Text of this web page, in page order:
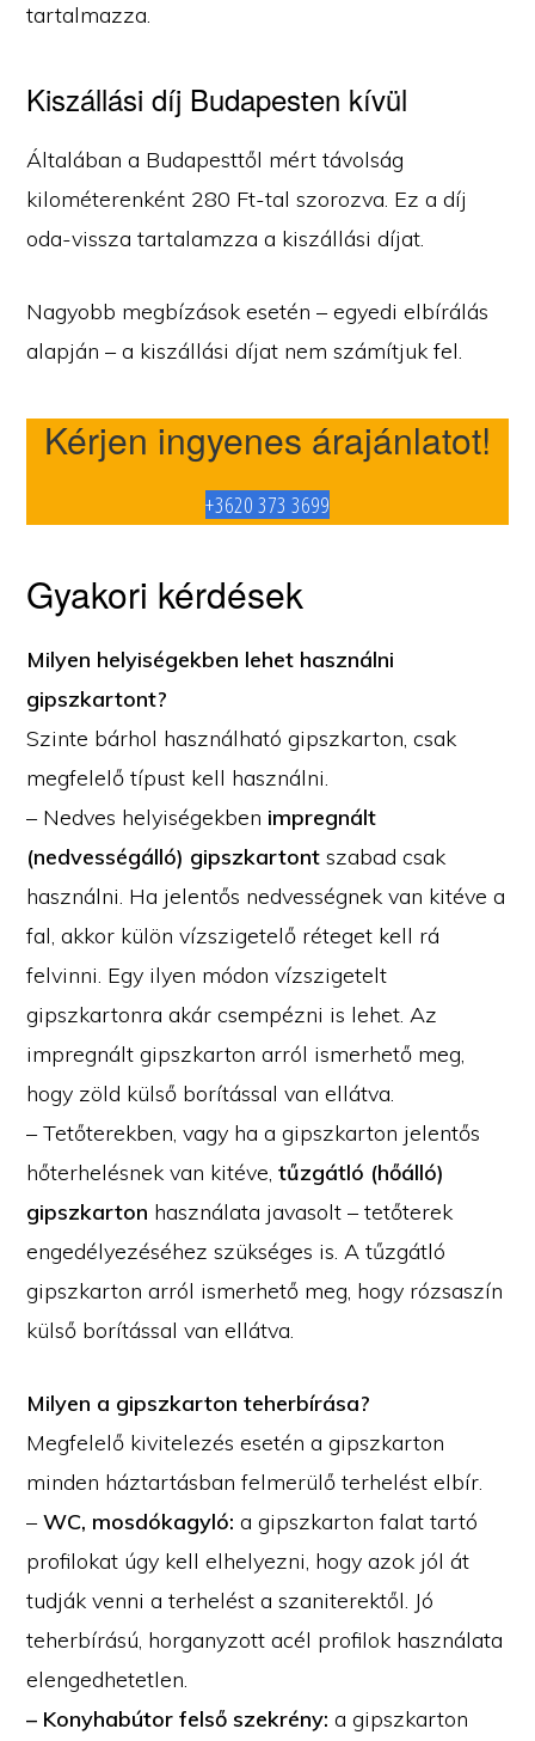
tartalmazza.
Kiszállási díj Budapesten kívül
Általában a Budapesttől mért távolság
kilométerenként 280 Ft-tal szorozva. Ez a díj
oda-vissza tartalamzza a kiszállási díjat.
Nagyobb megbízások esetén – egyedi elbírálás
alapján – a kiszállási díjat nem számítjuk fel.
Kérjen ingyenes árajánlatot!
+3620 373 3699
Gyakori kérdések
Milyen helyiségekben lehet használni
gipszkartont?
Szinte bárhol használható gipszkarton, csak
megfelelő típust kell használni.
– Nedves helyiségekben impregnált
(nedvességálló) gipszkartont szabad csak
használni. Ha jelentős nedvességnek van kitéve a
fal, akkor külön vízszigetelő réteget kell rá
felvinni. Egy ilyen módon vízszigetelt
gipszkartonra akár csempézni is lehet. Az
impregnált gipszkarton arról ismerhető meg,
hogy zöld külső borítással van ellátva.
– Tetőterekben, vagy ha a gipszkarton jelentős
hőterhelésnek van kitéve,tűzgátló (hőálló)
gipszkarton használata javasolt – tetőterek
engedélyezéséhez szükséges is. A tűzgátló
gipszkarton arról ismerhető meg, hogy rózsaszín
külső borítással van ellátva.
Milyen a gipszkarton teherbírása?
Megfelelő kivitelezés esetén a gipszkarton
minden háztartásban felmerülő terhelést elbír.
–WC, mosdókagyló: a gipszkarton falat tartó
profilokat úgy kell elhelyezni, hogy azok jól át
tudják venni a terhelést a szaniterektől. Jó
teherbírású, horganyzott acél profilok használata
elengedhetetlen.
– Konyhabútor felső szekrény: a gipszkarton